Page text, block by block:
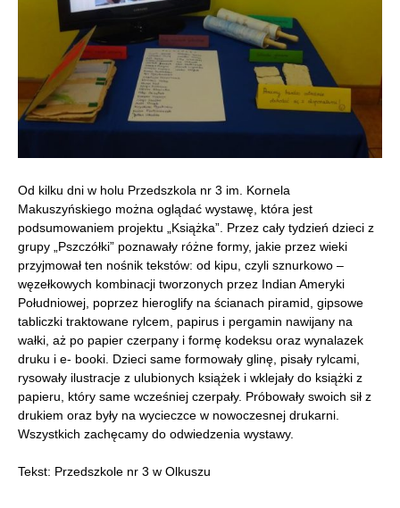
Od kilku dni w holu Przedszkola nr 3 im. Kornela
Makuszyńskiego można oglądać wystawę, która jest
podsumowaniem projektu „Książka”. Przez cały tydzień dzieci z
grupy „Pszczółki” poznawały różne formy, jakie przez wieki
przyjmował ten nośnik tekstów: od kipu, czyli sznurkowo –
węzełkowych kombinacji tworzonych przez Indian Ameryki
Południowej, poprzez hieroglify na ścianach piramid, gipsowe
tabliczki traktowane rylcem, papirus i pergamin nawijany na
wałki, aż po papier czerpany i formę kodeksu oraz wynalazek
druku i e- booki. Dzieci same formowały glinę, pisały rylcami,
rysowały ilustracje z ulubionych książek i wklejały do książki z
papieru, który same wcześniej czerpały. Próbowały swoich sił z
drukiem oraz były na wycieczce w nowoczesnej drukarni.
Wszystkich zachęcamy do odwiedzenia wystawy.
Tekst: Przedszkole nr 3 w Olkuszu